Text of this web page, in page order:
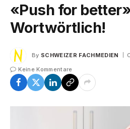
«Push for
Wortwörtlich!
By SCHWEIZER FACHMEDIEN
Keine Kommentare